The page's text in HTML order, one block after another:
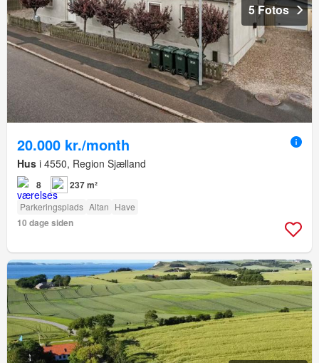
5 Fotos
20.000 kr./month
Hus i 4550, Region Sjælland
8 237 m²
Parkeringsplads Altan Have
10 dage siden